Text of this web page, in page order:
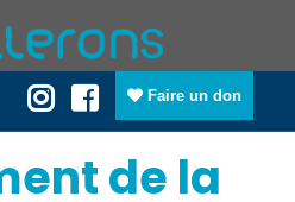
Faire un don
de la